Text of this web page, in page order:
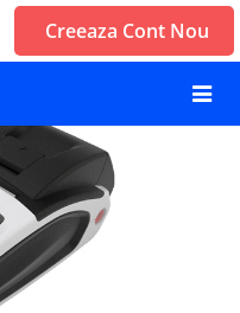
Creeaza Cont Nou